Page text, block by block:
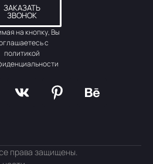
ЗАКАЗАТЬ
ЗВОНОК
на кнопку, Вы
с
политикой
права защищены.